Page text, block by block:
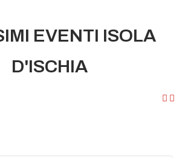
EVENTI ISOLA
D'ISCHIA